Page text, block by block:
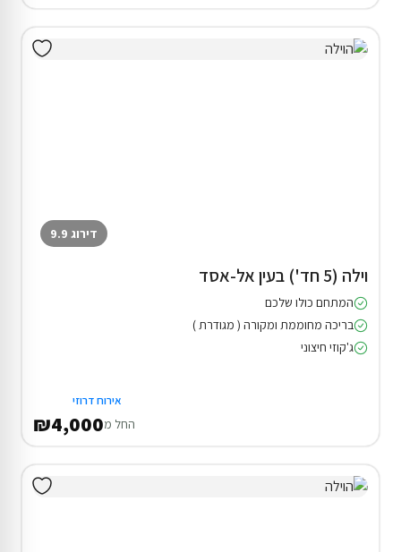
דירוג 9.9
וילה (5 חד') בעין אל-אסד
המתחם כולו שלכם
בריכה מחוממת ומקורה ( מגודרת )
ג'קוזי חיצוני
אירוח דרוזי
החל מ₪4,000